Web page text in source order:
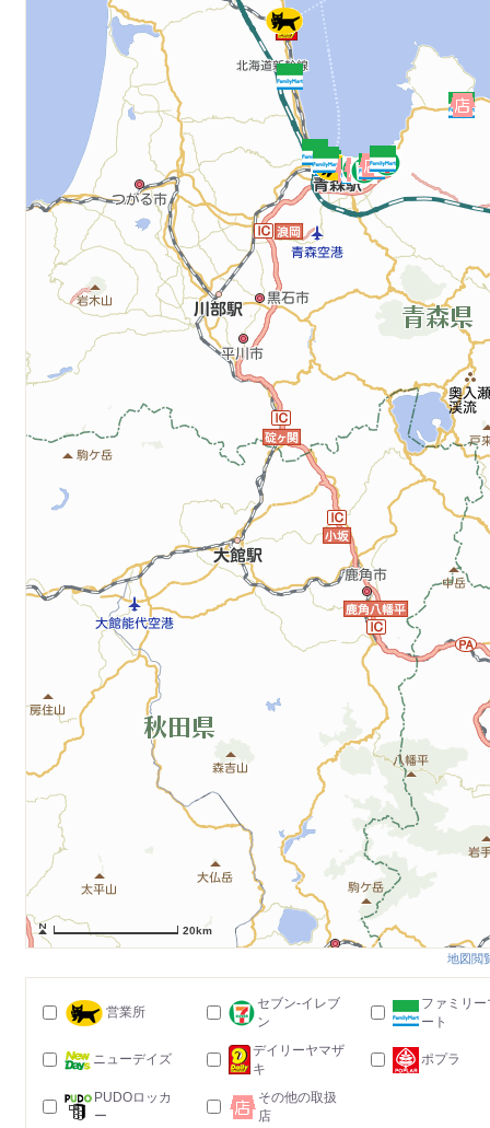
20km
地図閲
営業所
セブン-イレブ
ン
ファミリー
ート
ニューデイズ
デイリーヤマザ
キ
ポプラ
PUDOロッカ
ー
その他の取扱
店